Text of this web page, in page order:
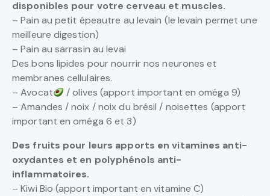
disponibles pour votre cerveau et muscles.
– Pain au petit épeautre au levain (le levain permet une
meilleure digestion)
– Pain au sarrasin au levai
Des bons lipides pour nourrir nos neurones et
membranes cellulaires.
– Avocat
/ olives (apport important en oméga 9)
– Amandes / noix / noix du brésil / noisettes (apport
important en oméga 6 et 3)
Des fruits pour leurs apports en vitamines anti-
oxydantes et en polyphénols anti-
inflammatoires.
– Kiwi Bio (apport important en vitamine C)